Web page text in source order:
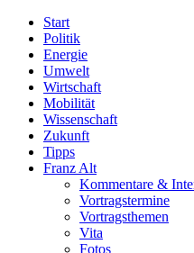
Start
Politik
Energie
Umwelt
Wirtschaft
Mobilität
Wissenschaft
Zukunft
Tipps
Franz Alt
Kommentare &
Vortragstermine
Vortragsthemen
Vita
Fotos